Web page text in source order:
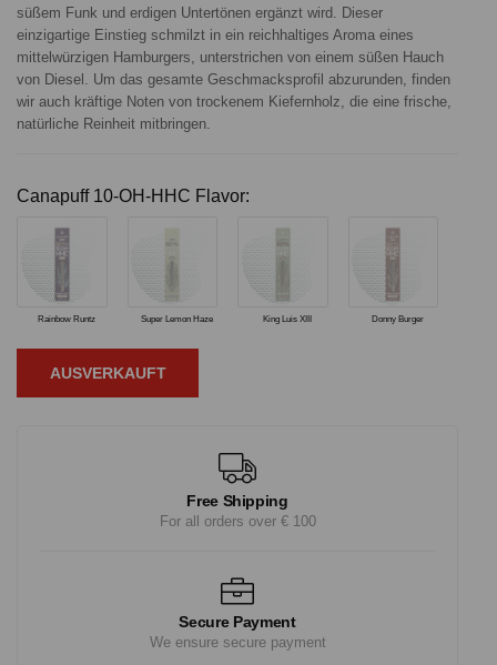
süßem Funk und erdigen Untertönen ergänzt wird. Dieser
einzigartige Einstieg schmilzt in ein reichhaltiges Aroma eines
mittelwürzigen Hamburgers, unterstrichen von einem süßen Hauch
von Diesel. Um das gesamte Geschmacksprofil abzurunden, finden
wir auch kräftige Noten von trockenem Kiefernholz, die eine frische,
natürliche Reinheit mitbringen.
Canapuff 10-OH-HHC Flavor:
Rainbow Runtz Super Lemon Haze King Luis XIII Donny Burger
AUSVERKAUFT
Free Shipping
For all orders over € 100
Secure Payment
We ensure secure payment